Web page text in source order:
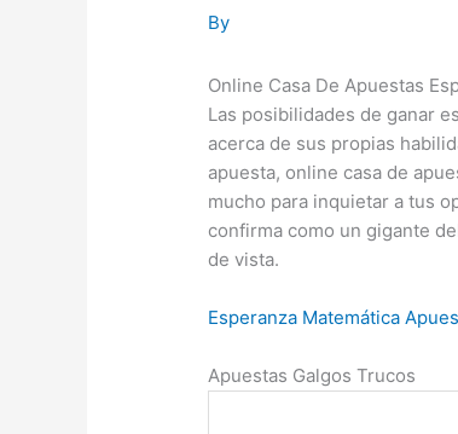
By
Online Casa De Apuestas
Las posibilidades de ganar
acerca de sus propias
apuesta, online casa de
mucho para inquietar a tus
confirma como un gigante
de vista.
Esperanza Matemática
Apuestas Galgos Trucos